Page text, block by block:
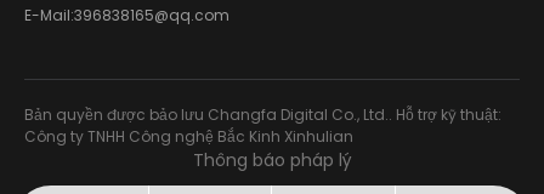
E-Mail:396838165@qq.com
Bản quyền được bảo lưu Changfa Digital Co., Ltd.. Hỗ trợ kỹ thuật:
Công ty TNHH Công nghệ Bắc Kinh Xinhulian
Thông báo pháp lý